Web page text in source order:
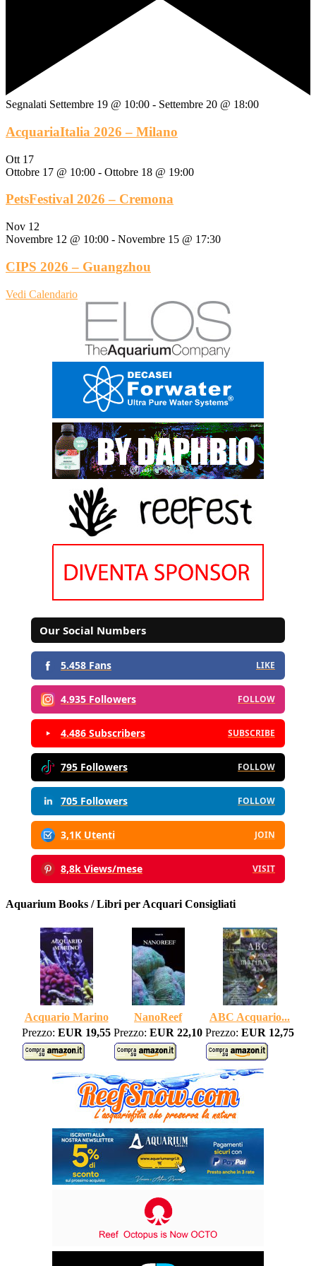
Segnalati Settembre 19 @ 10:00 - Settembre 20 @ 18:00
AcquariaItalia 2026 – Milano
Ott 17
Ottobre 17 @ 10:00 - Ottobre 18 @ 19:00
PetsFestival 2026 – Cremona
Nov 12
Novembre 12 @ 10:00 - Novembre 15 @ 17:30
CIPS 2026 – Guangzhou
Vedi Calendario
Our Social Numbers
5.458 Fans LIKE
4.935 Followers FOLLOW
4.486 Subscribers SUBSCRIBE
795 Followers FOLLOW
705 Followers FOLLOW
3,1K Utenti JOIN
8,8k Views/mese VISIT
Aquarium Books / Libri per Acquari Consigliati
Acquario Marino NanoReef
ABC Acquario...
Prezzo: EUR 19,55 Prezzo: EUR 22,10 Prezzo: EUR 12,75